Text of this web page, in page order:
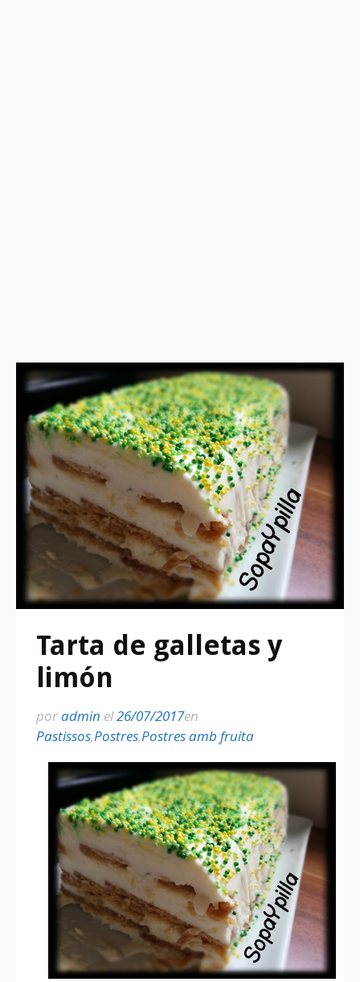
Tarta de galletas y
limón
poradmin el26/07/2017en
Pastissos,Postres,Postres amb fruita